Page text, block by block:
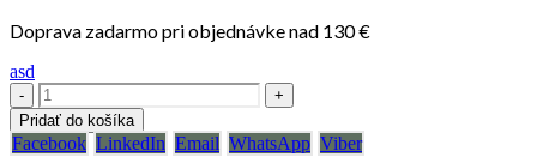
Doprava zadarmo pri objednávke nad 130 €
asd
-
+
Pridať do košíka
Facebook LinkedIn Email WhatsApp Viber